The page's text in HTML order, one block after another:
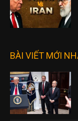
BÀI VIẾT MỚI